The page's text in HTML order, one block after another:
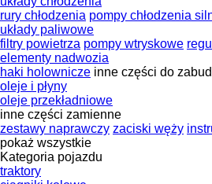
rury chłodzenia pompy chłodzenia
układy paliwowe
filtry powietrza pompy wtryskowe
elementy nadwozia
haki holownicze inne części do
oleje i płyny
oleje przekładniowe
inne części zamienne
zestawy naprawczy zaciski węży
pokaż wszystkie
Kategoria pojazdu
traktory